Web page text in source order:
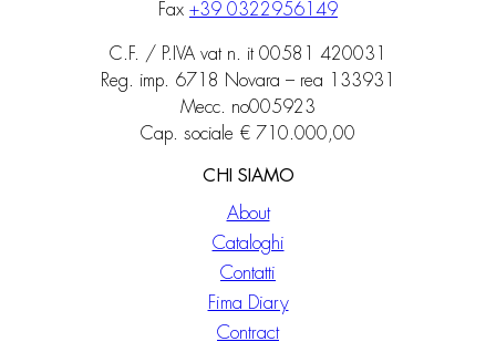
Fax +39 0322956149
C.F. / P.IVA vat n. it 00581 420031
Reg. imp. 6718 Novara – rea 133931
Mecc. no005923
Cap. sociale € 710.000,00
CHI SIAMO
About
Cataloghi
Contatti
Fima Diary
Contract